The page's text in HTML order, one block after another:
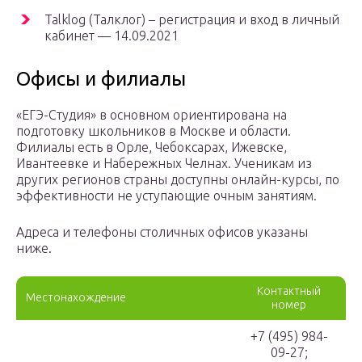
Talklog (Талклог) – регистрация и вход в личный
кабинет — 14.09.2021
Офисы и филиалы
«ЕГЭ-Студия» в основном ориентирована на
подготовку школьников в Москве и области.
Филиалы есть в Орле, Чебоксарах, Ижевске,
Ивантеевке и Набережных Челнах. Ученикам из
других регионов страны доступны онлайн-курсы, по
эффективности не уступающие очным занятиям.
Адреса и телефоны столичных офисов указаны
ниже.
Местонахождение
Контактный
номер
+7 (495) 984-
09-27;